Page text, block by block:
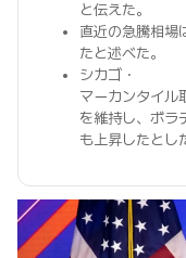
と伝えた。
直近の急騰相場
たと述べた。
シカゴ・
マーカンタイル
を維持し、ボラ
も上昇したとし